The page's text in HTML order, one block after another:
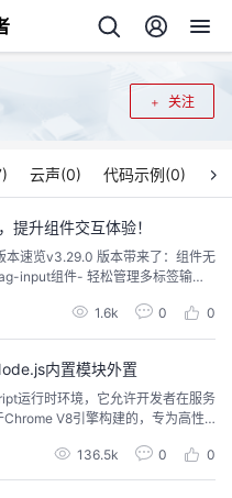
关注
) 云声(0) 代码示例(0)
升组件交互体验！
本速览v3.29.0 版本带来了：组件无
input组件- 轻松管理多标签输
tiny-vue/releases/tag/v3.29.0
1.6k 0 0
内置模块外置
运行时环境，它允许开发者在服务
V8引擎构建的，专为高性
大家介绍 Node.js 技术原理：从调
具 perf_hooks 的...
136.5k 0 0